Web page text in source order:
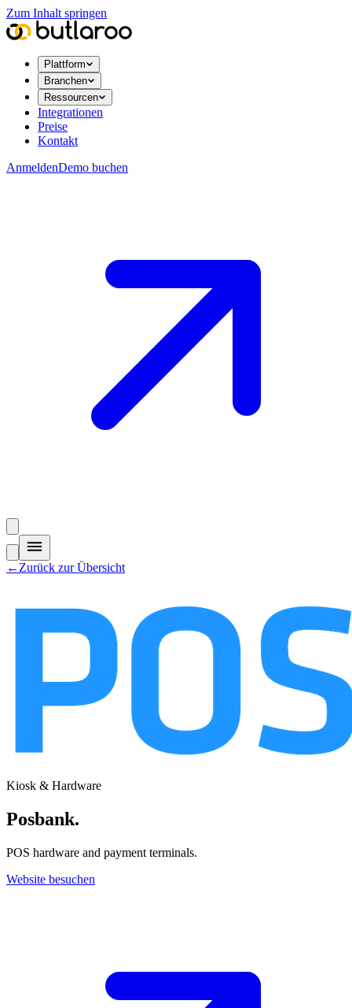
Zum Inhalt springen
Plattform
Branchen
Ressourcen
Integrationen
Preise
Kontakt
AnmeldenDemo buchen
← Zurück zur Übersicht
Kiosk & Hardware
Posbank.
POS hardware and payment terminals.
Website besuchen